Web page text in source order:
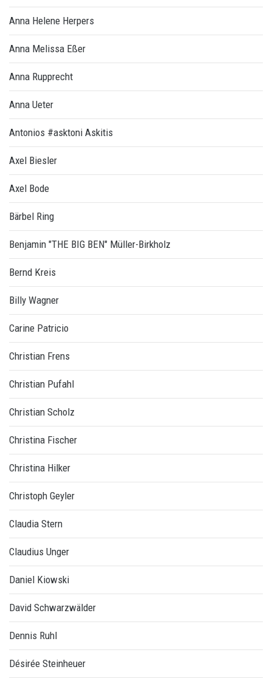
Anna Helene Herpers
Anna Melissa Eßer
Anna Rupprecht
Anna Ueter
Antonios #asktoni Askitis
Axel Biesler
Axel Bode
Bärbel Ring
Benjamin "THE BIG BEN" Müller-Birkholz
Bernd Kreis
Billy Wagner
Carine Patricio
Christian Frens
Christian Pufahl
Christian Scholz
Christina Fischer
Christina Hilker
Christoph Geyler
Claudia Stern
Claudius Unger
Daniel Kiowski
David Schwarzwälder
Dennis Ruhl
Désirée Steinheuer